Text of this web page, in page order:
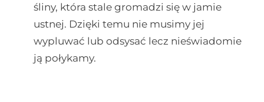
śliny, która stale gromadzi się w jamie
ustnej. Dzięki temu nie musimy jej
wypluwać lub odsysać lecz nieświadomie
ją połykamy.